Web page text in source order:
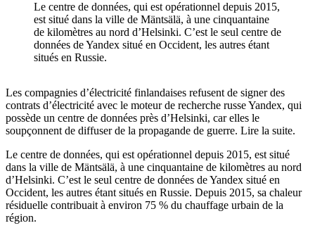
Le centre de données, qui est opérationnel depuis 2015,
est situé dans la ville de Mäntsälä, à une cinquantaine
de kilomètres au nord d’Helsinki. C’est le seul centre de
données de Yandex situé en Occident, les autres étant
situés en Russie.
Les compagnies d’électricité finlandaises refusent de signer des
contrats d’électricité avec le moteur de recherche russe Yandex, qui
possède un centre de données près d’Helsinki, car elles le
soupçonnent de diffuser de la propagande de guerre. Lire la suite.
Le centre de données, qui est opérationnel depuis 2015, est situé
dans la ville de Mäntsälä, à une cinquantaine de kilomètres au nord
d’Helsinki. C’est le seul centre de données de Yandex situé en
Occident, les autres étant situés en Russie. Depuis 2015, sa chaleur
résiduelle contribuait à environ 75 % du chauffage urbain de la
région.